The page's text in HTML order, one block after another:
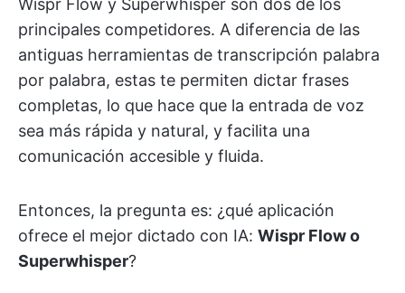
Wispr Flow y Superwhisper son dos de los
principales competidores. A diferencia de las
antiguas herramientas de transcripción palabra
por palabra, estas te permiten dictar frases
completas, lo que hace que la entrada de voz
sea más rápida y natural, y facilita una
comunicación accesible y fluida.
Entonces, la pregunta es: ¿qué aplicación
ofrece el mejor dictado con IA: Wispr Flow o
Superwhisper?